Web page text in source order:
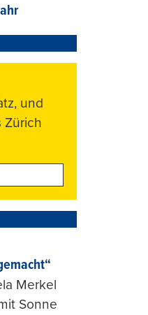
und
Zürich
Merkel
Sonne